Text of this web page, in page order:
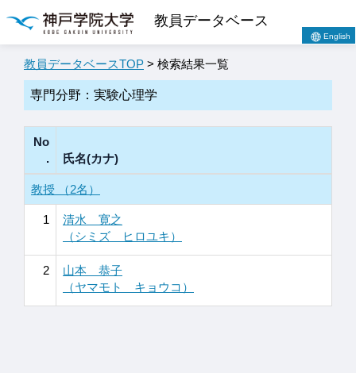
教員データベース
English
教員データベースTOP > 検索結果一覧
専門分野：実験心理学
No
.
氏名(カナ)
教授 （2名）
1
清水 寛之
（シミズ ヒロユキ）
2
山本 恭子
（ヤマモト キョウコ）